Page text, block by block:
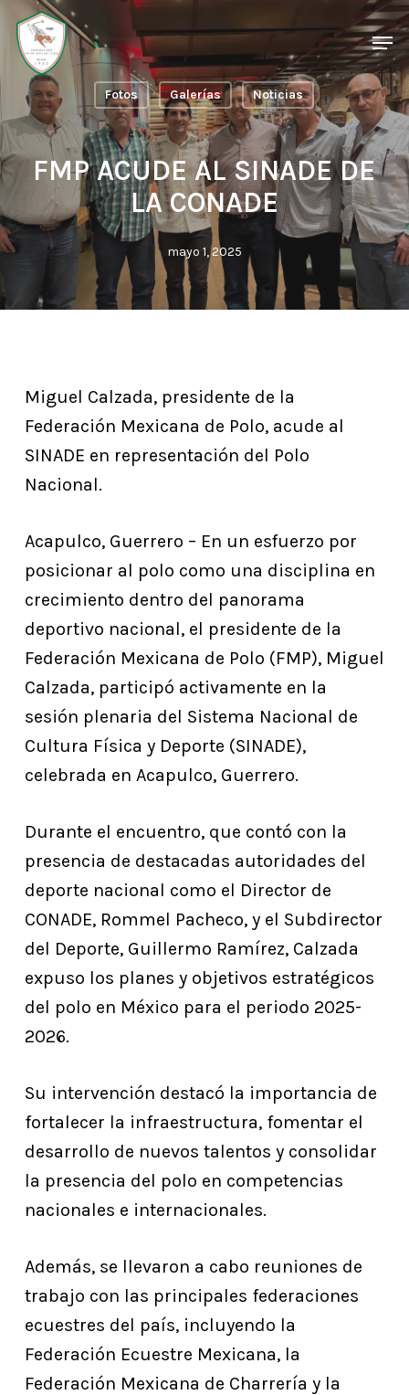
Skip
main
content
Fotos Galerías Noticias
FMP ACUDE AL SINADE DE
LA CONADE
mayo 1, 2025
Miguel Calzada, presidente de la
Federación Mexicana de Polo, acude al
SINADE en representación del Polo
Nacional.
Acapulco, Guerrero – En un esfuerzo por
posicionar al polo como una disciplina en
crecimiento dentro del panorama
deportivo nacional, el presidente de la
Federación Mexicana de Polo (FMP), Miguel
Calzada, participó activamente en la
sesión plenaria del Sistema Nacional de
Cultura Física y Deporte (SINADE),
celebrada en Acapulco, Guerrero.
Durante el encuentro, que contó con la
presencia de destacadas autoridades del
deporte nacional como el Director de
CONADE, Rommel Pacheco, y el Subdirector
del Deporte, Guillermo Ramírez, Calzada
expuso los planes y objetivos estratégicos
del polo en México para el periodo 2025-
2026.
Su intervención destacó la importancia de
fortalecer la infraestructura, fomentar el
desarrollo de nuevos talentos y consolidar
la presencia del polo en competencias
nacionales e internacionales.
Además, se llevaron a cabo reuniones de
trabajo con las principales federaciones
ecuestres del país, incluyendo la
Federación Ecuestre Mexicana, la
Federación Mexicana de Charrería y la